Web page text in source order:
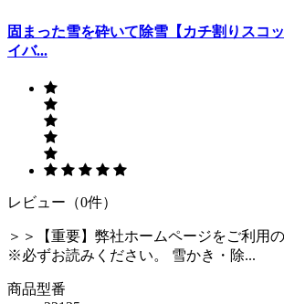
固まった雪を砕いて除雪【カチ割りスコ
イバ...
レビュー（0件）
＞＞【重要】弊社ホームページをご利用
※必ずお読みください。 雪かき・除...
商品型番